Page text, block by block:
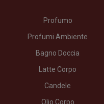
Profumo
Profumi Ambiente
Bagno Doccia
Latte Corpo
Candele
Olio Corpo